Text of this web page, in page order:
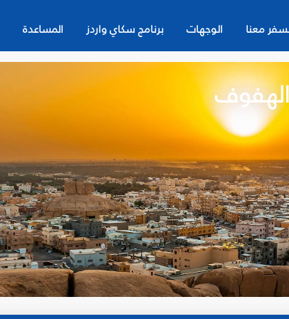
معنا الوجهات برنامج سكاي واردز المساعدة